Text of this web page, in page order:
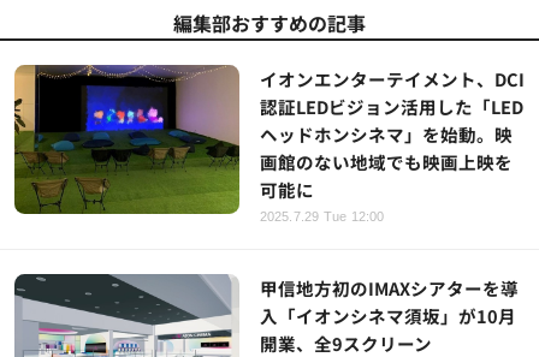
編集部おすすめの記事
イオンエンターテイメント、DCI
認証LEDビジョン活用した「LED
ヘッドホンシネマ」を始動。映
画館のない地域でも映画上映を
可能に
2025.7.29 Tue 12:00
甲信地方初のIMAXシアターを導
入「イオンシネマ須坂」が10月
開業、全9スクリーン